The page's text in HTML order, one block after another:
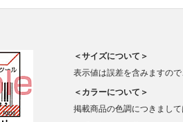
＜サイズについて＞
表示値は誤差を含みますの
＜カラーについて＞
掲載商品の色調につきまし